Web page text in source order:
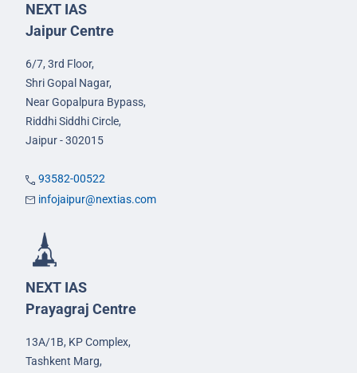
NEXT IAS
Jaipur Centre
6/7, 3rd Floor,
Shri Gopal Nagar,
Near Gopalpura Bypass,
Riddhi Siddhi Circle,
Jaipur - 302015
93582-00522
infojaipur@nextias.com
NEXT IAS
Prayagraj Centre
13A/1B, KP Complex,
Tashkent Marg,